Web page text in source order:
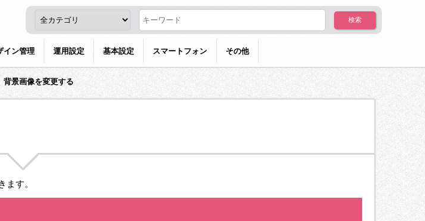
イン管理 運用設定 基本設定 スマートフォン その他
背景画像を変更する
す。